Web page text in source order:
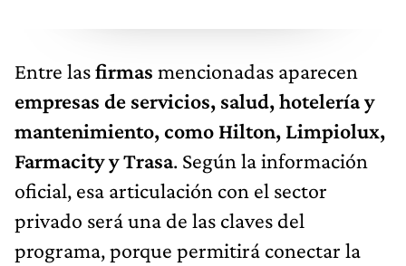
Entre lasfirmas mencionadas aparecen
empresas de servicios, salud, hotelería y
mantenimiento, como Hilton, Limpiolux,
Farmacity y Trasa. Según la información
oficial, esa articulación con el sector
privado será una de las claves del
programa, porque permitirá conectar la